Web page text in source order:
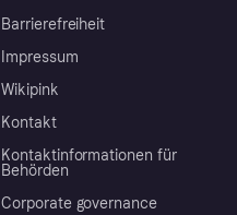
Barrierefreiheit
Impressum
Wikipink
Kontakt
Kontaktinformationen für
Behörden
Corporate governance